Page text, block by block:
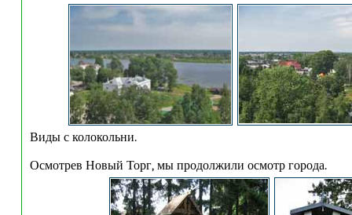
Виды с колокольни.
Осмотрев Новый Торг, мы продолжили осмотр города.